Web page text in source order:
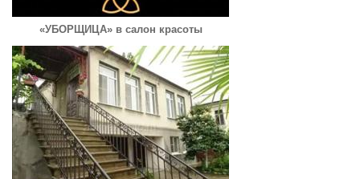
«УБОРЩИЦА» в салон красоты